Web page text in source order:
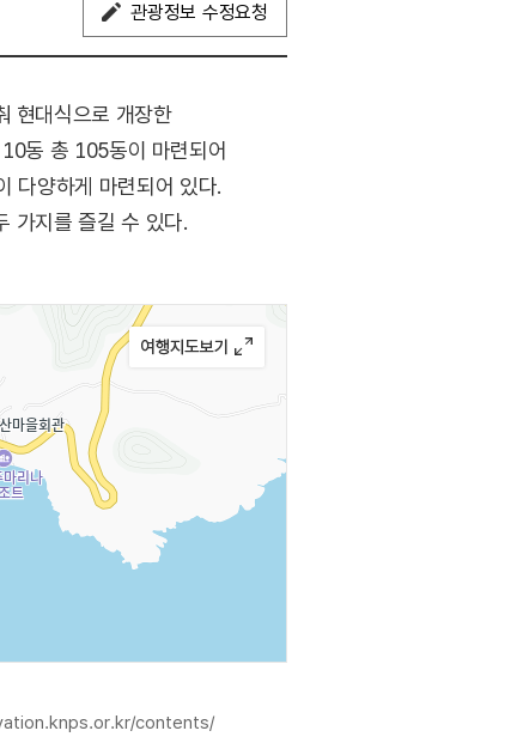
관광정보 수정요청
현대식으로 개장한
동 총 105동이 마련되어
다양하게 마련되어 있다.
가지를 즐길 수 있다.
contents/